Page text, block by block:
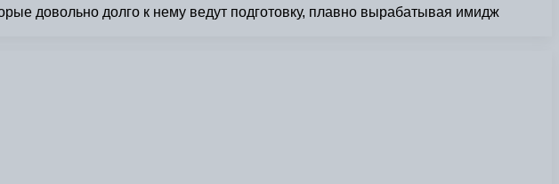
довольно долго к нему ведут подготовку, плавно вырабатывая имидж